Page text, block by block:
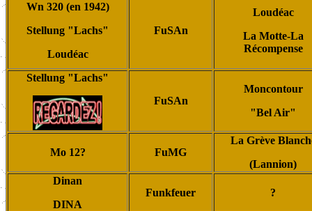
Wn 320 (en 1942)
Stellung "Lachs"
Loudéac
FuSAn
Loudéac
La Motte-La
Récompense
Stellung "Lachs"
FuSAn
Moncontour
"Bel Air"
Mo 12? FuMG
La Grève
(Lannion)
Dinan
DINA
Funkfeuer ?